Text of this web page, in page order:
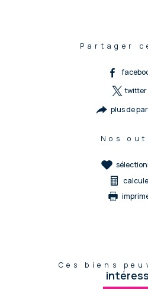
Partager
twitter
plus de
Nos
Ces biens